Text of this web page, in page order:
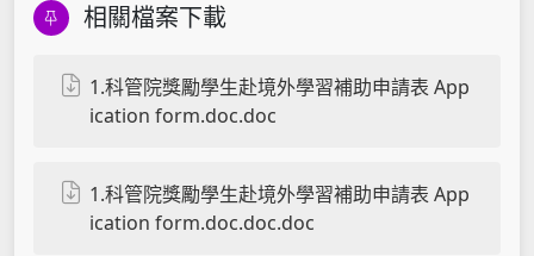
相關檔案下載
1.科管院獎勵學生赴境外學習補助申請表 App
ication form.doc.doc
1.科管院獎勵學生赴境外學習補助申請表 App
ication form.doc.doc.doc